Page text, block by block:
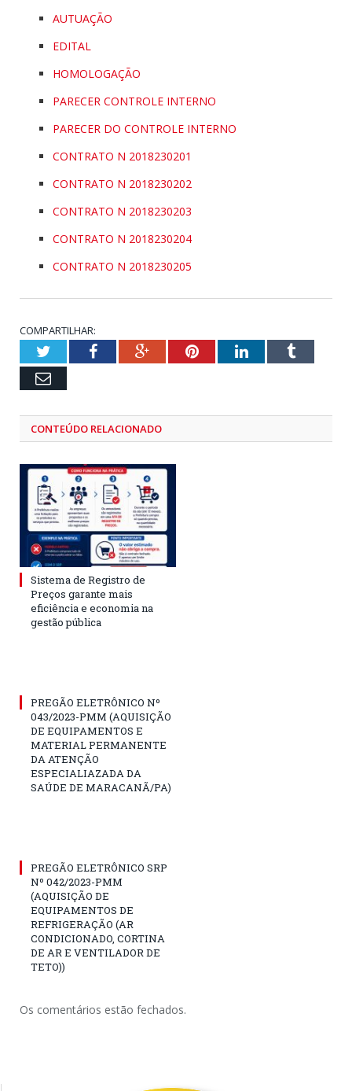
AUTUAÇÃO
EDITAL
HOMOLOGAÇÃO
PARECER CONTROLE INTERNO
PARECER DO CONTROLE INTERNO
CONTRATO N 2018230201
CONTRATO N 2018230202
CONTRATO N 2018230203
CONTRATO N 2018230204
CONTRATO N 2018230205
COMPARTILHAR:
TwitterFacebookGoogle+PinterestLinkedInTumblr
Email
CONTEÚDO RELACIONADO
Sistema de Registro de
Preços garante mais
eficiência e economia na
gestão pública
PREGÃO ELETRÔNICO Nº
043/2023-PMM (AQUISIÇÃO
DE EQUIPAMENTOS E
MATERIAL PERMANENTE
DA ATENÇÃO
ESPECIALIAZADA DA
SAÚDE DE MARACANÃ/PA)
PREGÃO ELETRÔNICO SRP
Nº 042/2023-PMM
(AQUISIÇÃO DE
EQUIPAMENTOS DE
REFRIGERAÇÃO (AR
CONDICIONADO, CORTINA
DE AR E VENTILADOR DE
TETO))
Os comentários estão fechados.